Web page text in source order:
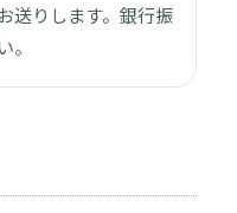
送りします。銀行振
。